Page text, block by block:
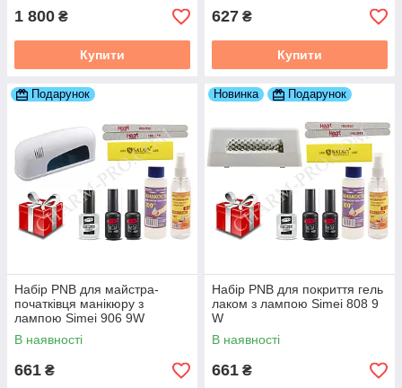
1 800 ₴
Купити
627 ₴
Купити
Подарунок
Набір PNB для майстра-
початківця манікюру з
лампою Simei 906 9W
В наявності
661 ₴
Новинка Подарунок
Набір PNB для покриття гель
лаком з лампою Simei 808 9
W
В наявності
661 ₴